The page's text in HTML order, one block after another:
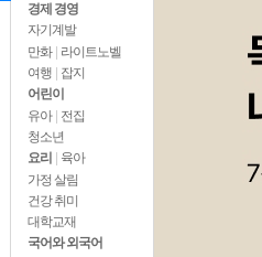
경제 경영
자기계발
만화 | 라이트노벨
여행
잡지
어린이
유아 | 전집
청소년
요리
육아
가정 살림
건강 취미
대학교재
국어와 외국어